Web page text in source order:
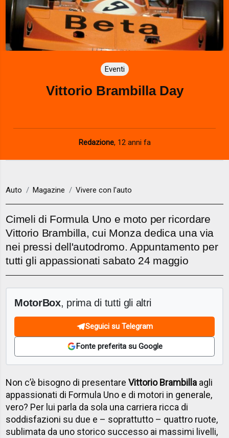
Eventi
Vittorio Brambilla Day
Redazione, 12 anni fa
Auto Magazine Vivere con l'auto
Cimeli di Formula Uno e moto per ricordare
Vittorio Brambilla, cui Monza dedica una via
nei pressi dell'autodromo. Appuntamento per
tutti gli appassionati sabato 24 maggio
MotorBox, prima di tutti gli altri
Seguici su Telegram
Fonte preferita su Google
Non c’è bisogno di presentareVittorio Brambilla agli
appassionati di Formula Uno e di motori in generale,
vero? Per lui parla da sola una carriera ricca di
soddisfazioni su due e – soprattutto – quattro ruote,
sublimata da uno storico successo ai massimi livelli,